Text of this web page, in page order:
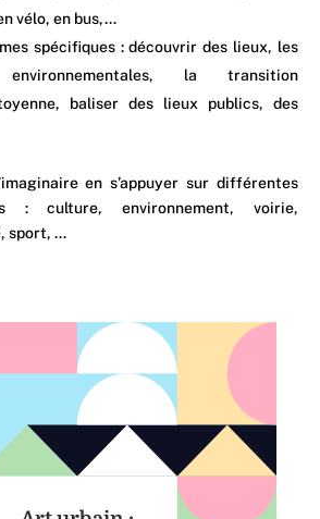
vélo, en bus,…
spécifiques : découvrir des lieux, les
environnementales, la transition
baliser des lieux publics, des
en s’appuyer sur différentes
: culture, environnement, voirie,
sport, …